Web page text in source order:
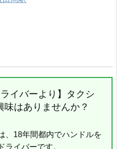
イバーより】タクシ
味はありませんか？
、18年間都内でハンドルを
ライバーです。